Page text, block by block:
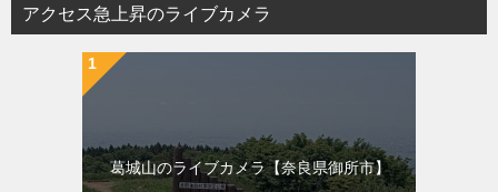
アクセス急上昇のライブカメラ
葛城山のライブカメラ【奈良県御所市】